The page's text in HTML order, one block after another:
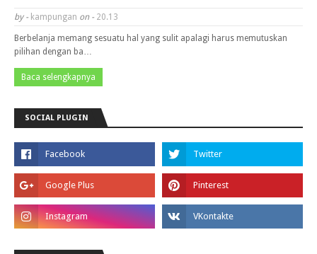
by - kampungan on - 20.13
Berbelanja memang sesuatu hal yang sulit apalagi harus memutuskan
pilihan dengan ba…
Baca selengkapnya
SOCIAL PLUGIN